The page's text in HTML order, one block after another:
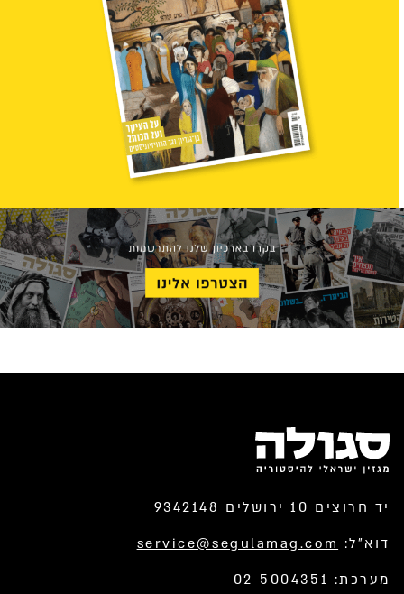
יד חרוצים 10 ירושלים 9342148
דוא”ל: service@segulamag.com
מערכת: 02-5004351